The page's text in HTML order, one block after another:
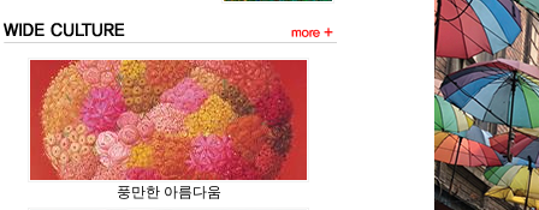
풍만한 아름다움